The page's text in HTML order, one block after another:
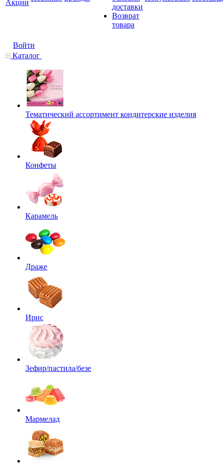
Акции
доставки
Возврат
товара
Войти
Каталог
Тематический ассортимент кондитерские изделия
Конфеты
Карамель
Драже
Ирис
Зефир/пастила/безе
Мармелад